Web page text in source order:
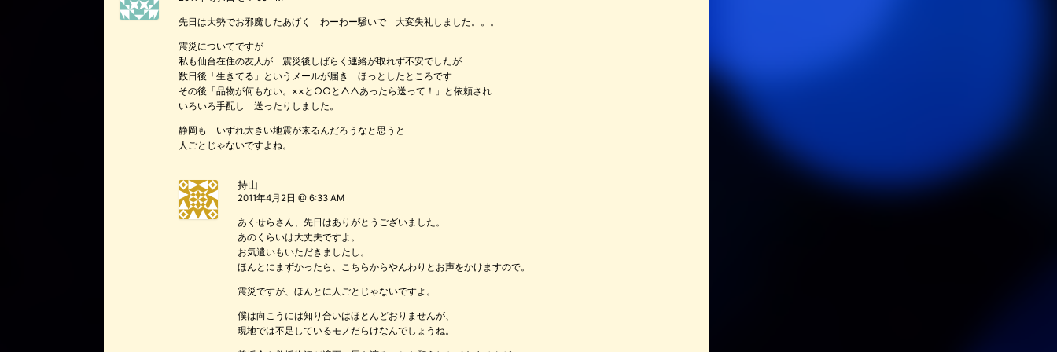
先日は大勢でお邪魔したあげく わーわー騒いで 大変失礼しました。。。
震災についてですが
私も仙台在住の友人が 震災後しばらく連絡が取れず不安でしたが
数日後「生きてる」というメールが届き ほっとしたところです
その後「品物が何もない。××と○○と△△あったら送って！」と依頼され
いろいろ手配し 送ったりしました。
静岡も いずれ大きい地震が来るんだろうなと思うと
人ごとじゃないですよね。
持山
2011年4月2日 @ 6:33 AM
あくせらさん、先日はありがとうございました。
あのくらいは大丈夫ですよ。
お気遣いもいただきましたし。
ほんとにまずかったら、こちらからやんわりとお声をかけますので。
震災ですが、ほんとに人ごとじゃないですよ。
僕は向こうには知り合いはほとんどおりませんが、
現地では不足しているモノだらけなんでしょうね。